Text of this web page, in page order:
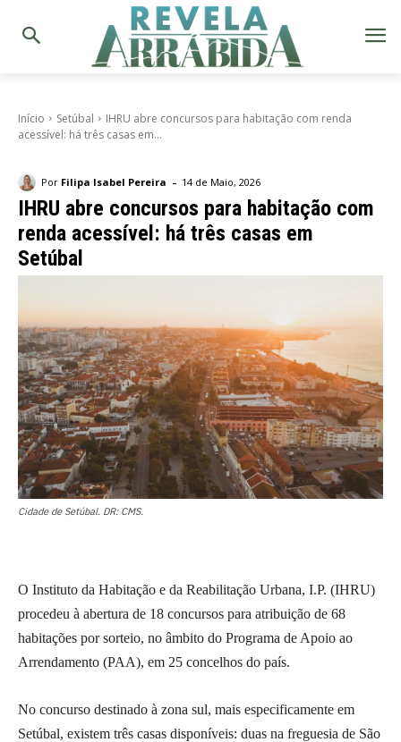
Início Setúbal
IHRU abre concursos para habitação com renda
acessível: há três casas em...
Por Filipa Isabel Pereira - 14 de Maio, 2026
IHRU abre concursos para habitação com
renda acessível: há três casas em
Setúbal
Cidade de Setúbal. DR: CMS.
O Instituto da Habitação e da Reabilitação Urbana, I.P. (IHRU)
procedeu à abertura de 18 concursos para atribuição de 68
habitações por sorteio, no âmbito do Programa de Apoio ao
Arrendamento (PAA), em 25 concelhos do país.
No concurso destinado à zona sul, mais especificamente em
Setúbal, existem três casas disponíveis: duas na freguesia de São